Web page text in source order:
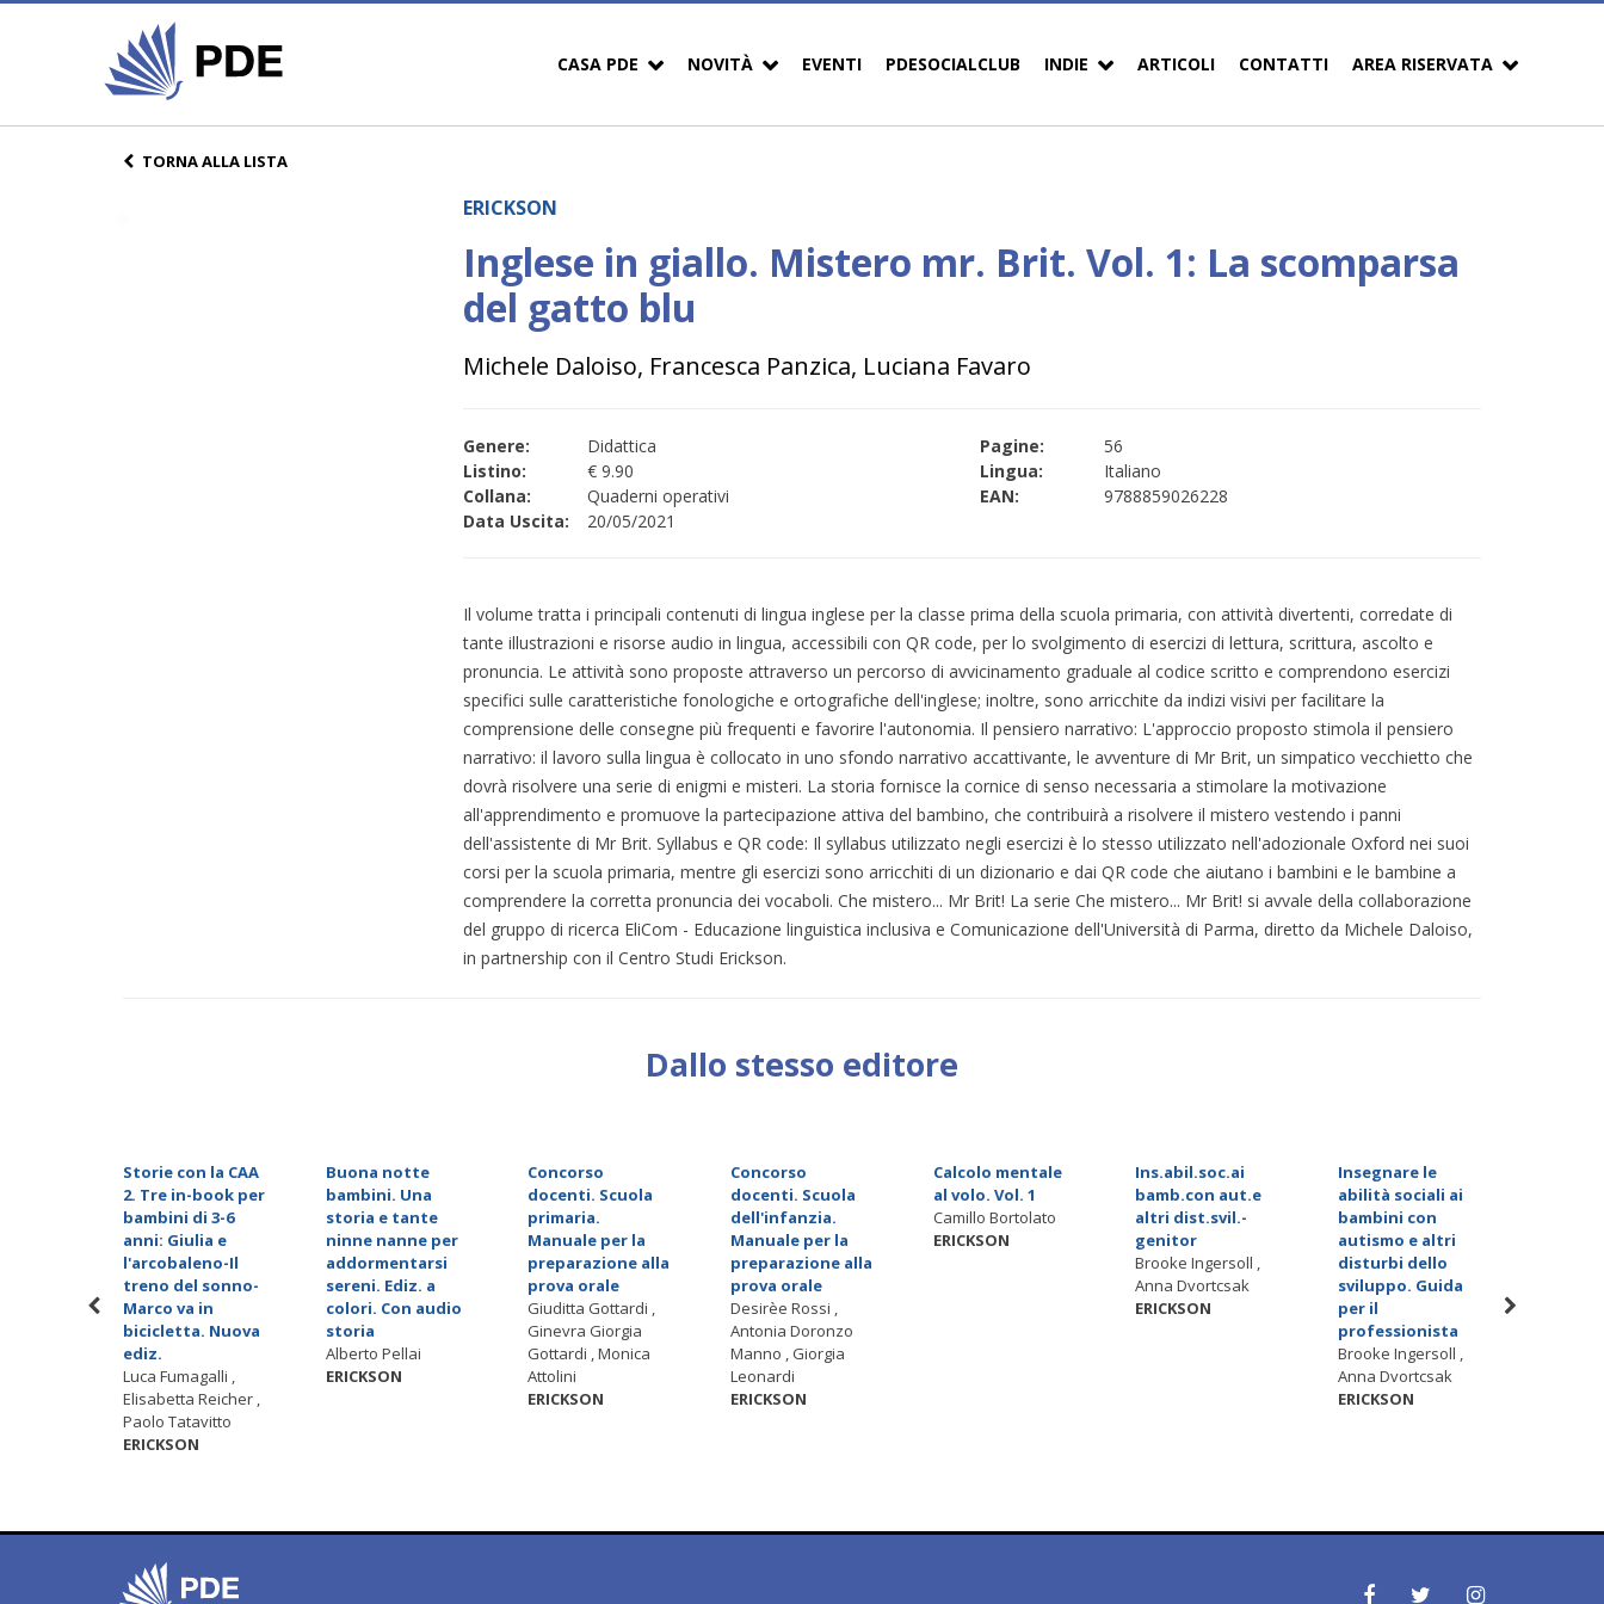
CASA PDE NOVITÀ EVENTI PDESOCIALCLUB INDIE ARTICOLI CONTATTI AREA RISERVATA
TORNA ALLA LISTA
ERICKSON
Inglese in giallo. Mistero mr. Brit. Vol. 1: La scomparsa
del gatto blu
Michele Daloiso, Francesca Panzica, Luciana Favaro
Genere:
Didattica
Listino:
€ 9.90
Collana:
Quaderni operativi
Data Uscita:
20/05/2021
Pagine:
56
Lingua:
Italiano
EAN:
9788859026228
Il volume tratta i principali contenuti di lingua inglese per la classe prima della scuola primaria, con attività divertenti, corredate di
tante illustrazioni e risorse audio in lingua, accessibili con QR code, per lo svolgimento di esercizi di lettura, scrittura, ascolto e
pronuncia. Le attività sono proposte attraverso un percorso di avvicinamento graduale al codice scritto e comprendono esercizi
specifici sulle caratteristiche fonologiche e ortografiche dell'inglese; inoltre, sono arricchite da indizi visivi per facilitare la
comprensione delle consegne più frequenti e favorire l'autonomia. Il pensiero narrativo: L'approccio proposto stimola il pensiero
narrativo: il lavoro sulla lingua è collocato in uno sfondo narrativo accattivante, le avventure di Mr Brit, un simpatico vecchietto che
dovrà risolvere una serie di enigmi e misteri. La storia fornisce la cornice di senso necessaria a stimolare la motivazione
all'apprendimento e promuove la partecipazione attiva del bambino, che contribuirà a risolvere il mistero vestendo i panni
dell'assistente di Mr Brit. Syllabus e QR code: Il syllabus utilizzato negli esercizi è lo stesso utilizzato nell'adozionale Oxford nei suoi
corsi per la scuola primaria, mentre gli esercizi sono arricchiti di un dizionario e dai QR code che aiutano i bambini e le bambine a
comprendere la corretta pronuncia dei vocaboli. Che mistero... Mr Brit! La serie Che mistero... Mr Brit! si avvale della collaborazione
del gruppo di ricerca EliCom - Educazione linguistica inclusiva e Comunicazione dell'Università di Parma, diretto da Michele Daloiso,
in partnership con il Centro Studi Erickson.
Dallo stesso editore
Storie con la CAA
2. Tre in-book per
bambini di 3-6
anni: Giulia e
l'arcobaleno-Il
treno del sonno-
Marco va in
bicicletta. Nuova
ediz.
Luca Fumagalli ,
Elisabetta Reicher ,
Paolo Tatavitto
ERICKSON
Buona notte
bambini. Una
storia e tante
ninne nanne per
addormentarsi
sereni. Ediz. a
colori. Con audio
storia
Alberto Pellai
ERICKSON
Concorso
docenti. Scuola
primaria.
Manuale per la
preparazione alla
prova orale
Giuditta Gottardi ,
Ginevra Giorgia
Gottardi , Monica
Attolini
ERICKSON
Concorso
docenti. Scuola
dell'infanzia.
Manuale per la
preparazione alla
prova orale
Desirèe Rossi ,
Antonia Doronzo
Manno , Giorgia
Leonardi
ERICKSON
Calcolo mentale
al volo. Vol. 1
Camillo Bortolato
ERICKSON
Ins.abil.soc.ai
bamb.con aut.e
altri dist.svil.-
genitor
Brooke Ingersoll ,
Anna Dvortcsak
ERICKSON
Insegnare le
abilità sociali ai
bambini con
autismo e altri
disturbi dello
sviluppo. Guida
per il
professionista
Brooke Ingersoll ,
Anna Dvortcsak
ERICKSON